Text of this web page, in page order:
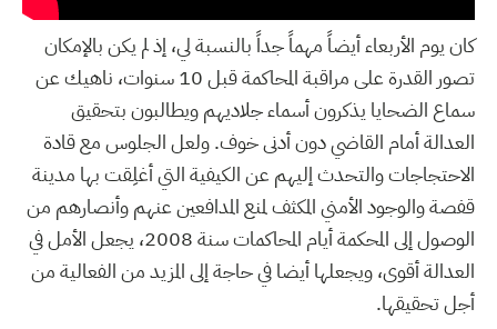
كان يوم الأربعاء أيضاً مهماً جداً بالنسبة لي، إذ لم يكن بالإمكان
تصور القدرة على مراقبة المحاكمة قبل 10 سنوات، ناهيك عن
سماع الضحايا يذكرون أسماء جلاديهم ويطالبون بتحقيق
العدالة أمام القاضي دون أدنى خوف. ولعل الجلوس مع قادة
الاحتجاجات والتحدث إليهم عن الكيفية التي أغلِقت بها مدينة
قفصة والوجود الأمني المكثف لمنع المدافعين عنهم وأنصارهم من
الوصول إلى المحكمة أيام المحاكمات سنة 2008، يجعل الأمل في
العدالة أقوى، ويجعلها أيضا في حاجة إلى المزيد من الفعالية من
أجل تحقيقها.